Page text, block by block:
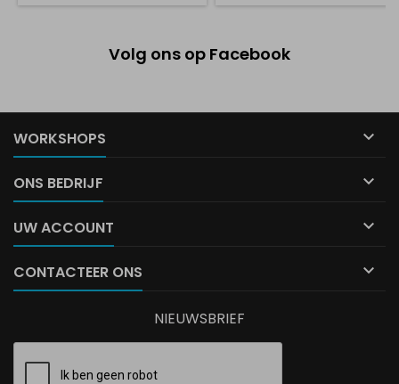
Volg ons op Facebook
WORKSHOPS 
ONS BEDRIJF 
UW ACCOUNT 
CONTACTEER ONS 
NIEUWSBRIEF